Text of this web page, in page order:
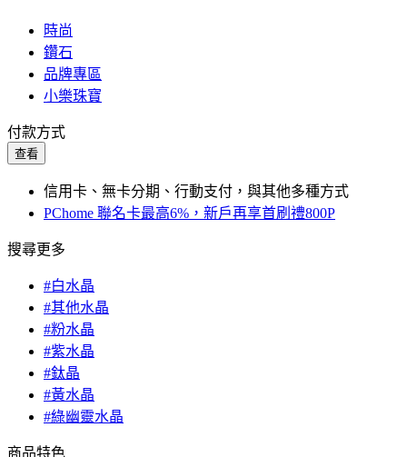
時尚
鑽石
品牌專區
小樂珠寶
付款方式
查看
信用卡、無卡分期、行動支付，與其他多種方式
PChome 聯名卡最高6%，新戶再享首刷禮800P
搜尋更多
#白水晶
#其他水晶
#粉水晶
#紫水晶
#鈦晶
#黃水晶
#綠幽靈水晶
商品特色